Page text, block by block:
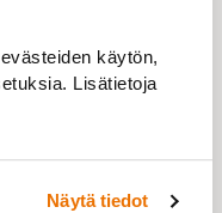
käytön,
Lisätietoja
Näytä tiedot
union
potential
and email addresses
IN THE E-